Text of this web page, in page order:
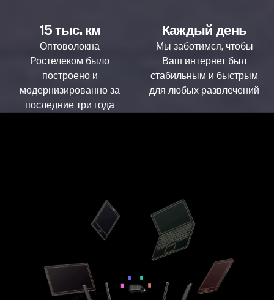
15 тыс. км
Оптоволокна
Ростелеком было
построено и
модернизированно за
последние три года
Каждый день
Мы заботимся, чтобы
Ваш интернет был
стабильным и быстрым
для любых развлечений